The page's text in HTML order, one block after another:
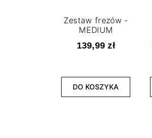
Zestaw frezów -
MEDIUM
139,99 zł
DO KOSZYKA